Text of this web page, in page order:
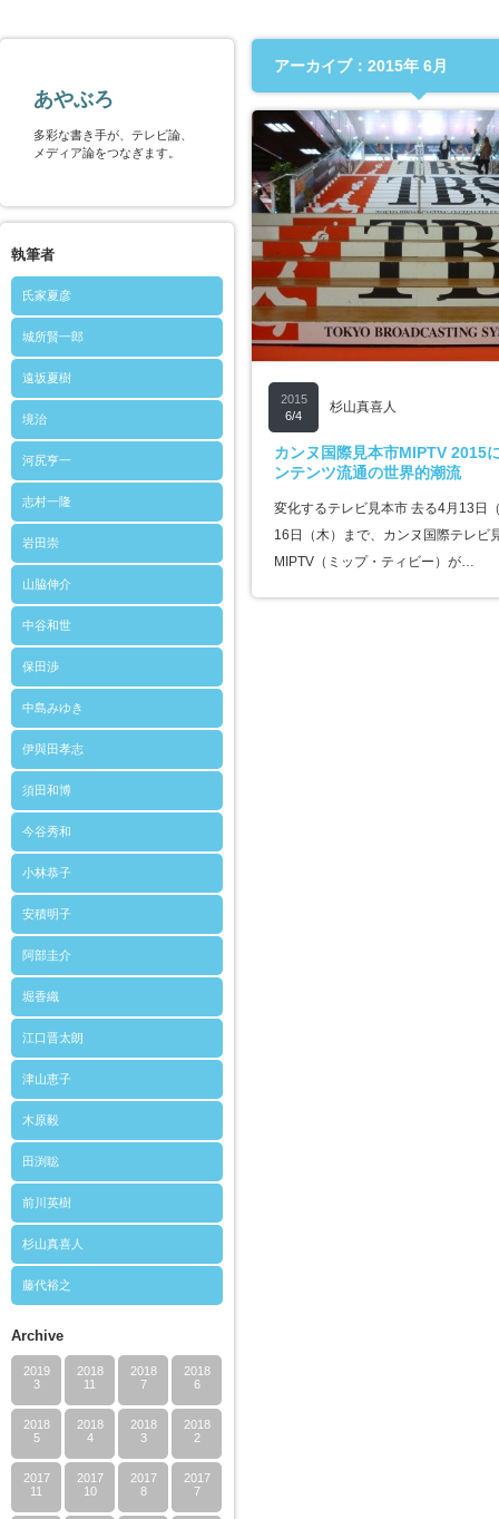
あやぶろ
多彩な書き手が、テレビ論、
メディア論をつなぎます。
執筆者
氏家夏彦
城所賢一郎
遠坂夏樹
境治
河尻亨一
志村一隆
岩田崇
山脇伸介
中谷和世
保田渉
中島みゆき
伊與田孝志
須田和博
今谷秀和
小林恭子
安積明子
阿部圭介
堀香織
江口晋太朗
津山恵子
木原毅
田渕聡
前川英樹
杉山真喜人
藤代裕之
Archive
2019
3
2018
11
2018
7
2018
6
2018
5
2018
4
2018
3
2018
2
2017
11
2017
10
2017
8
2017
7
アーカイブ：2015年 6月
2015
6/4
杉山真喜人
カンヌ国際見本市MIPTV 2015
ンテンツ流通の世界的潮流
変化するテレビ見本市 去る4月13日
16日（木）まで、カンヌ国際テレビ
MIPTV（ミップ・ティビー）が…